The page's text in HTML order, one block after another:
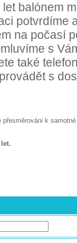
balónem
potvrdíme
na počasí
s
také
s
k